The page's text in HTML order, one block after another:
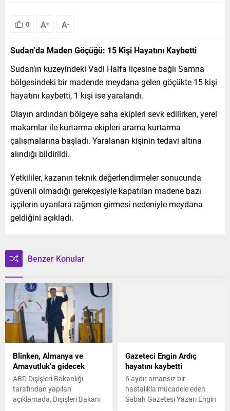
0 A+ A-
Sudan’da Maden Göçüğü: 15 Kişi Hayatını Kaybetti
Sudan’ın kuzeyindeki Vadi Halfa ilçesine bağlı Samna
bölgesindeki bir madende meydana gelen göçükte 15 kişi
hayatını kaybetti, 1 kişi ise yaralandı.
Olayın ardından bölgeye saha ekipleri sevk edilirken, yerel
makamlar ile kurtarma ekipleri arama kurtarma
çalışmalarına başladı. Yaralanan kişinin tedavi altına
alındığı bildirildi.
Yetkililer, kazanın teknik değerlendirmeler sonucunda
güvenli olmadığı gerekçesiyle kapatılan madene bazı
işçilerin uyarılara rağmen girmesi nedeniyle meydana
geldiğini açıkladı.
Benzer Konular
Blinken, Almanya ve
Arnavutluk’a gidecek
ABD Dışişleri Bakanlığı
tarafından yapılan
açıklamada, Dışişleri Bakanı
Gazeteci Engin Ardıç
hayatını kaybetti
6 aydır amansız bir
hastalıkla mücadele eden
Sabah Gazetesi Yazarı Engin